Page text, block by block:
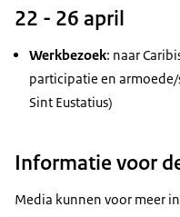
22 - 26 april
Werkbezoek: naar
participatie en
Sint Eustatius)
Informatie voor
Media kunnen voor meer